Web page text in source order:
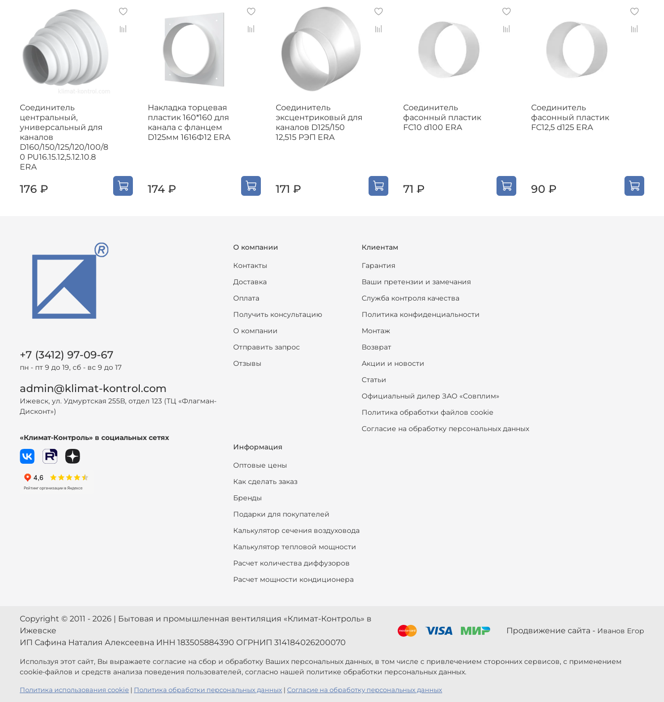
Соединитель
центральный,
универсальный для
каналов
D160/150/125/120/100/8
0 PU16.15.12,5.12.10.8
ERA
176 ₽
Накладка торцевая
пластик 160*160 для
канала с фланцем
D125мм 1616Ф12 ERA
174 ₽
Соединитель
эксцентриковый для
каналов D125/150
12,515 РЭП ERA
171 ₽
Соединитель
фасонный пластик
FC10 d100 ERA
71 ₽
Соединитель
фасонный пластик
FC12,5 d125 ERA
90 ₽
О компании
Контакты
Доставка
Оплата
Получить консультацию
О компании
Отправить запрос
Отзывы
Клиентам
Гарантия
Ваши претензии и замечания
Служба контроля качества
Политика конфиденциальности
Монтаж
Возврат
Акции и новости
Статьи
Официальный дилер ЗАО «Совплим»
Политика обработки файлов cookie
Согласие на обработку персональных данных
Информация
Оптовые цены
Как сделать заказ
Бренды
Подарки для покупателей
Калькулятор сечения воздуховода
Калькулятор тепловой мощности
Расчет количества диффузоров
Расчет мощности кондиционера
+7 (3412) 97-09-67
пн - пт 9 до 19, сб - вс 9 до 17
admin@klimat-kontrol.com
Ижевск, ул. Удмуртская 255В, отдел 123 (ТЦ «Флагман-
Дисконт»)
«Климат-Контроль» в социальных сетях
Copyright © 2011 - 2026 | Бытовая и промышленная вентиляция «Климат-Контроль» в
Ижевске
ИП Сафина Наталия Алексеевна ИНН 183505884390 ОГРНИП 314184026200070
Продвижение сайта - Иванов Егор
Используя этот сайт, Вы выражаете согласие на сбор и обработку Ваших персональных данных, в том числе с привлечением сторонних сервисов, с применением
cookie-файлов и средств анализа поведения пользователей, согласно нашей политике обработки персональных данных.
Политика использования cookie | Политика обработки персональных данных | Согласие на обработку персональных данных